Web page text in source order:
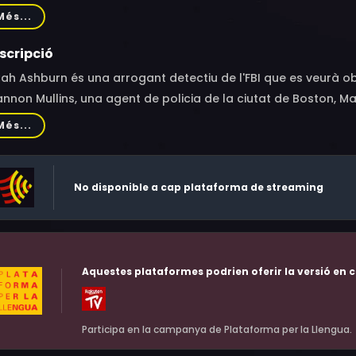
Dan Bakkedahl, Taran Killam, Michael McDonald,
Xifaras, Cary 'Big Shug' Guy, Erica Derrickson, Tony
V., Amanda Good Hennessey, Patty Ross, Kaitlin Olson,
Denbo, Miriam Tolan, Alexis Garcia, Raw Leiba, Ben
Zach Woods, Joe Garland, Thomas B. Devlin,
Jr., Steve Grodewald, Katie Dippold, Kelby Turner Akin,
Ashburn és una arrogant detectiu de l'FBI que es veurà
Mullins, una agent de policia de la ciutat de Boston,
dues dones hauran d'aprendre a resoldre les grans
seves forces, per aconseguir l'objectiu que tenen en comú:
rus extremadament perillós.
No disponible a cap plataforma de streaming
Aquestes plataformes podrien oferir la versió en
Participa en la campanya de Plataforma per la Llengua.